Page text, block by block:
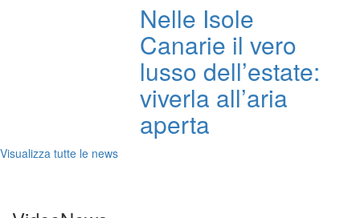
Nelle Isole
Canarie il vero
lusso dell’estate:
viverla all’aria
aperta
Visualizza tutte le news